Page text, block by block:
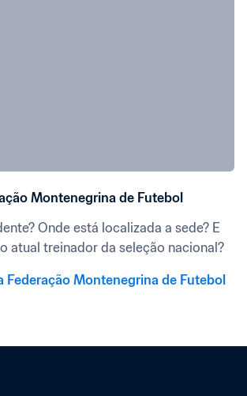
Montenegrina de Futebol
Onde está localizada a sede? E
atual treinador da seleção nacional?
Federação Montenegrina de Futebol